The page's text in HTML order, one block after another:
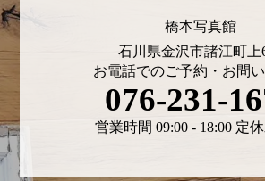
橋本写真館
石川県金沢市諸江町上
お電話でのご予約・お問
076-231-
営業時間 09:00 - 18:00 定